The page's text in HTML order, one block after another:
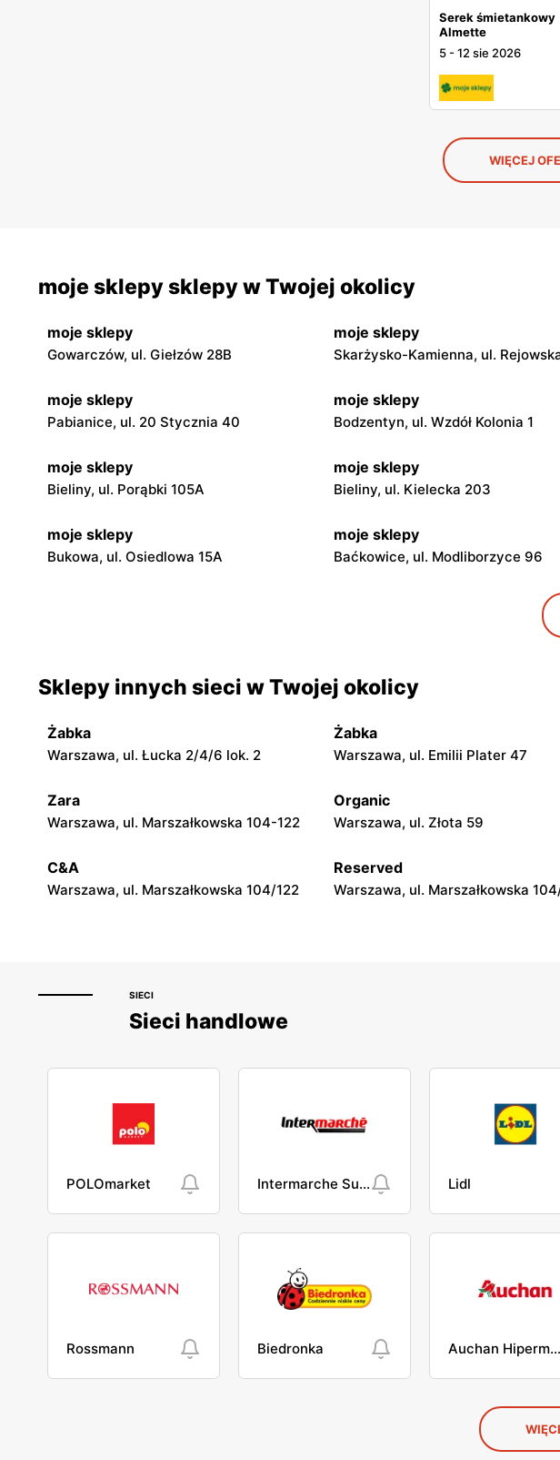
Serek śmietankowy
Almette
5 -12 sie 2026
WIĘCEJ
moje sklepy sklepy w Twojej okolicy
moje sklepy
Gowarczów, ul. Giełzów 28B
moje sklepy
Skarżysko-Kamienna, ul.
moje sklepy
Pabianice, ul. 20 Stycznia 40
moje sklepy
Bodzentyn, ul. Wzdół Kolonia 1
moje sklepy
Bieliny, ul. Porąbki 105A
moje sklepy
Bieliny, ul. Kielecka 203
moje sklepy
Bukowa, ul. Osiedlowa 15A
moje sklepy
Baćkowice, ul. Modliborzyce 96
Jadachy, ul. Jadachy 111 Jeżowe, ul. Zalesie 77
moje sklepy
Górki, ul. Górki 71
moje sklepy
Gumniska, ul. Gumniska 157C
moje sklepy
Hyżne, ul. Hyżne 100
moje sklepy
Jarosław, ul. Pełkińska 147
Sklepy innych sieci w Twojej okolicy
Żabka
Warszawa, ul. Łucka 2/4/6 lok. 2
Żabka
Warszawa, ul. Emilii Plater 47
Zara
Warszawa, ul. Marszałkowska 104-122
Organic
Warszawa, ul. Złota 59
C&A
Warszawa, ul. Marszałkowska 104/122
Reserved
Warszawa, ul. Marszałkowska
SIECI
Sieci handlowe
POLOmarket Intermarche Super Lidl
Rossmann Biedronka Auchan Hipermarket